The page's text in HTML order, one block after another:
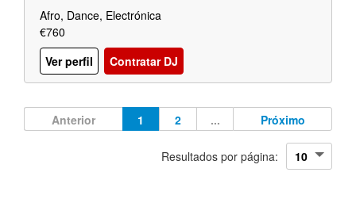
Afro, Dance, Electrónica
€760
Ver perfil
Contratar DJ
Anterior 1 2 ... Próximo
Resultados por página: